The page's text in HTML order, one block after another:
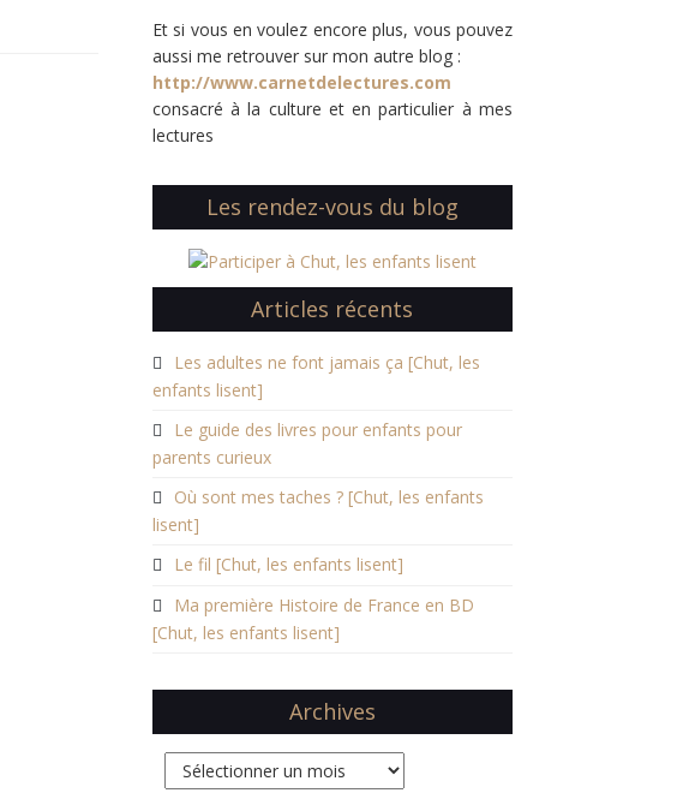
Et si vous en voulez encore plus, vous pouvez
aussi me retrouver sur mon autre blog :
http://www.carnetdelectures.com
consacré à la culture et en particulier à mes
lectures
Les rendez-vous du blog
Articles récents
Les adultes ne font jamais ça [Chut, les
enfants lisent]
Le guide des livres pour enfants pour
parents curieux
Où sont mes taches ? [Chut, les enfants
lisent]
Le fil [Chut, les enfants lisent]
Ma première Histoire de France en BD
[Chut, les enfants lisent]
Archives
Archives